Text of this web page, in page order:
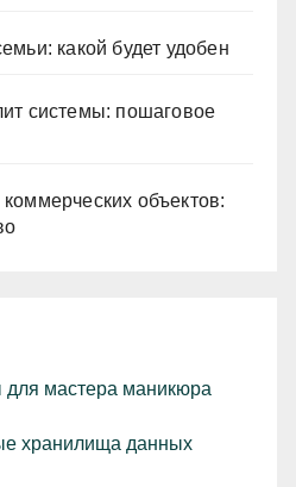
какой будет удобен
системы: пошаговое
объектов:
мастера маникюра
хранилища данных